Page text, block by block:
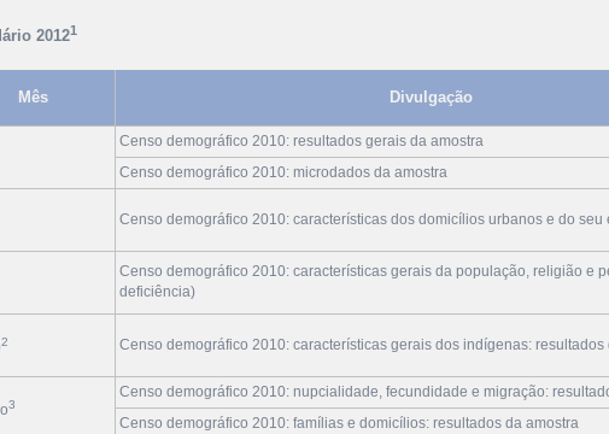
20121
Mês Divulgação
Censo demográfico 2010: resultados gerais da amostra
Censo demográfico 2010: microdados da amostra
Censo demográfico 2010: características dos domicílios urbanos e do seu
Censo demográfico 2010: características gerais da população, religião e
deficiência)
2 Censo demográfico 2010: características gerais dos indígenas: resultados
3
Censo demográfico 2010: nupcialidade, fecundidade e migração:
Censo demográfico 2010: famílias e domicílios: resultados da amostra